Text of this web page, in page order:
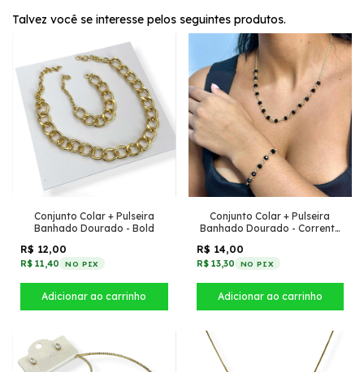
Talvez você se interesse pelos seguintes produtos.
Conjunto Colar + Pulseira
Banhado Dourado - Bold
R$ 12,00
R$ 11,40 NO PIX
Conjunto Colar + Pulseira
Banhado Dourado - Corrente
R$ 14,00
R$ 13,30 NO PIX